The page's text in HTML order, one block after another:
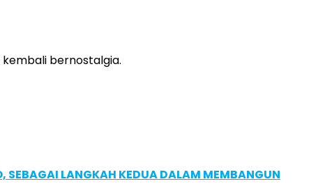
bernostalgia.
LANGKAH KEDUA DALAM MEMBANGUN